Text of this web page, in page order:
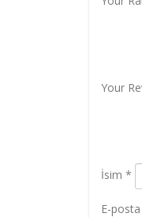
Your
İsim *
E-posta